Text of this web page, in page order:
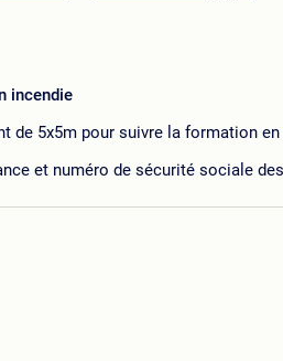
incendie
de 5x5m pour suivre la formation
et numéro de sécurité sociale